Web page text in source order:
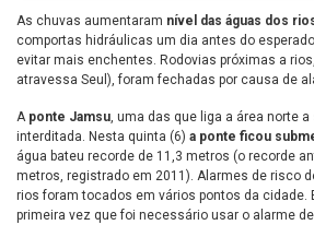
As chuvas aumentaram nível das águas dos
comportas hidráulicas um dia antes do
evitar mais enchentes. Rodovias próximas a
atravessa Seul), foram fechadas por causa de
A ponte Jamsu, uma das que liga a área norte
interditada. Nesta quinta (6) a ponte ficou
água bateu recorde de 11,3 metros (o recorde
metros, registrado em 2011). Alarmes de risco
rios foram tocados em vários pontos da cidade.
primeira vez que foi necessário usar o alarme